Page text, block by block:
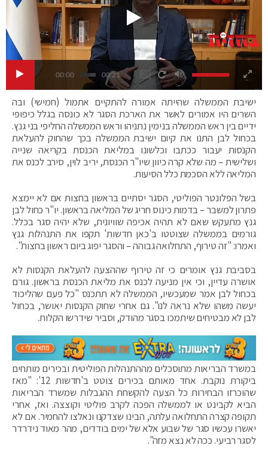
00:00 00:21
ישיבת הממשלה שהייתה אמורה להתקיים אתמול (חמישי) ובה
השרים היו אמורים לאשר את הארכת הסגר לא כונסה בגלל כיפופי
ידיים בין ראש הממשלה בנימין נתניהו וראש הממשלה החליפי בני גנץ.
בכחול לבן התנו את קיום ישיבת הממשלה בכך שהחוק להעלאת
הקנסות יעבור ככתבו וכלשונו במליאת הכנסת בקריאה שנייה
ושלישית – מה שלא קרה כיוון שיו"ר הכנסת, יריב לוין, סירב לכנס את
המליאה ללא הסכמת כלל הסיעות.
בשל הפלונטר הפוליטי, הסגר יסתיים בראשון בחצות אם לא יימצא
פתרון למשבר – בדמות כינוס חריג של המליאה בראשון. יו"ר כחול לבן
גנץ מתעקש שאם לא תהיה אכיפה שוויונית, שלא יהיה סגר בכלל.
גורמים בממשלה שצוטטו ב'כאן חדשות' תקפו את התנהלות גנץ
ואמרו: "זה טירוף, התחלואה גבוהה – והסגר יפוג ביום ראשון בחצות".
בסביבת גנץ אומרים כי זה טירוף שההצעה להעלאת הקנסות לא
אושרה עדיין, וכי אין מניעה לכנס את מליאת הכנסת בראשון. גורם
בכחול לבן אמר שמעכשיו, הממשלה לא תתכנס "כל פעם שהליכוד
יעשה משהו שלא נראה לנו". גם אחרי שחוק הקנסות יאושר, בכחול
לבן לא מבטיחים שיתמכו בסגר מהודק, וסביר שידרשו הקלות.
במשרד הבריאות מתוסכלים מההתנהלות הפוליטית ובכירים מותחים
ביקורת נוקבת. אחד מאותם בכירים צוטט ב'חדשות 12': "מאז
שהוכרזו הבחירות כל הצעה להקשחת ההגבלות שמשרד הבריאות
הביא לקבינט או לממשלה הפכה לקרב פוליטי וקוצצה. ואז, אחרי
תקופה קצרה התחלואה עלתה, הבינו שצדקנו ונאלצו להחמיר. אם לא
יאשרו עכשיו סגר של שבוע אלא של ימים בודדים, מהר מאוד נידרדר
לסגר רביעי. ככה לא נצא מזה".